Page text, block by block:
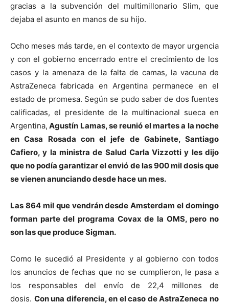
gracias a la subvención del multimillonario Slim, que
dejaba el asunto en manos de su hijo.
Ocho meses más tarde, en el contexto de mayor urgencia
y con el gobierno encerrado entre el crecimiento de los
casos y la amenaza de la falta de camas, la vacuna de
AstraZeneca fabricada en Argentina permanece en el
estado de promesa. Según se pudo saber de dos fuentes
calificadas, el presidente de la multinacional sueca en
Argentina, Agustín Lamas, se reunió el martes a la noche
en Casa Rosada con el jefe de Gabinete, Santiago
Cafiero, y la ministra de Salud Carla Vizzotti y les dijo
que no podía garantizar el envió de las 900 mil dosis que
se vienen anunciando desde hace un mes.
Las 864 mil que vendrán desde Amsterdam el domingo
forman parte del programa Covax de la OMS, pero no
son las que produce Sigman.
Como le sucedió al Presidente y al gobierno con todos
los anuncios de fechas que no se cumplieron, le pasa a
los responsables del envío de 22,4 millones de
dosis. Con una diferencia, en el caso de AstraZeneca no